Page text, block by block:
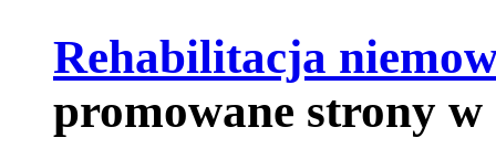
Rehabilitacja
promowane strony